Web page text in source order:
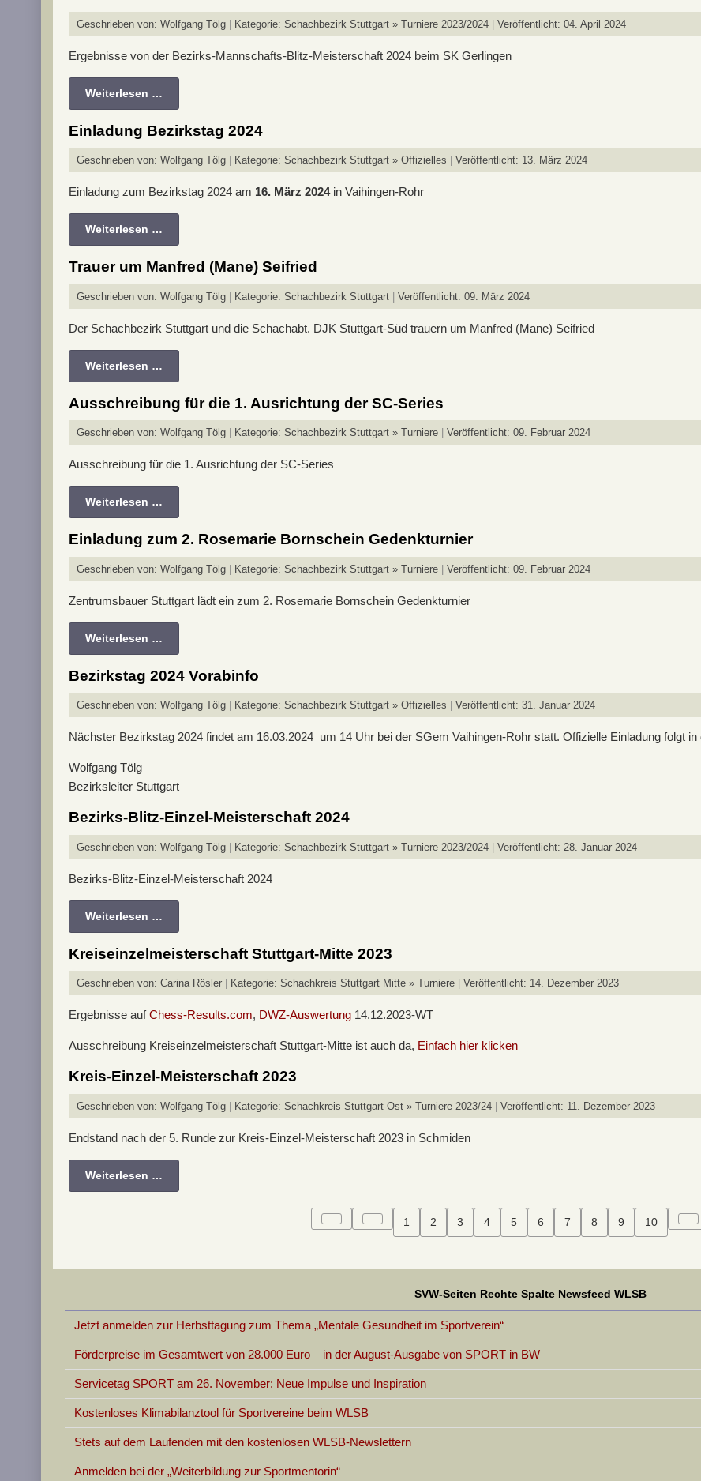
Geschrieben von: Wolfgang Tölg Kategorie: Schachbezirk Stuttgart » Turniere 2023/2024 Veröffentlicht: 04. April 2024
Ergebnisse von der Bezirks-Mannschafts-Blitz-Meisterschaft 2024 beim SK Gerlingen
Weiterlesen …
Einladung Bezirkstag 2024
Geschrieben von: Wolfgang Tölg Kategorie: Schachbezirk Stuttgart » Offizielles Veröffentlicht: 13. März 2024
Einladung zum Bezirkstag 2024 am 16. März 2024in Vaihingen-Rohr
Weiterlesen …
Trauer um Manfred (Mane) Seifried
Geschrieben von: Wolfgang Tölg Kategorie: Schachbezirk Stuttgart Veröffentlicht: 09. März 2024
Der Schachbezirk Stuttgart und die Schachabt. DJK Stuttgart-Süd trauern um Manfred (Mane) Seifried
Weiterlesen …
Ausschreibung für die 1. Ausrichtung der SC-Series
Geschrieben von: Wolfgang Tölg Kategorie: Schachbezirk Stuttgart » Turniere Veröffentlicht: 09. Februar 2024
Ausschreibung für die 1. Ausrichtung der SC-Series
Weiterlesen …
Einladung zum 2. Rosemarie Bornschein Gedenkturnier
Geschrieben von: Wolfgang Tölg Kategorie: Schachbezirk Stuttgart » Turniere Veröffentlicht: 09. Februar 2024
Zentrumsbauer Stuttgart lädt ein zum 2. Rosemarie Bornschein Gedenkturnier
Weiterlesen …
Bezirkstag 2024 Vorabinfo
Geschrieben von: Wolfgang Tölg Kategorie: Schachbezirk Stuttgart » Offizielles Veröffentlicht: 31. Januar 2024
Nächster Bezirkstag 2024 findet am 16.03.2024 um 14 Uhr bei der SGem Vaihingen-Rohr statt. Offizielle Einladung folgt in
Wolfgang Tölg
Bezirksleiter Stuttgart
Bezirks-Blitz-Einzel-Meisterschaft 2024
Geschrieben von: Wolfgang Tölg Kategorie: Schachbezirk Stuttgart » Turniere 2023/2024 Veröffentlicht: 28. Januar 2024
Bezirks-Blitz-Einzel-Meisterschaft 2024
Weiterlesen …
Kreiseinzelmeisterschaft Stuttgart-Mitte 2023
Geschrieben von: Carina Rösler Kategorie: Schachkreis Stuttgart Mitte » Turniere Veröffentlicht: 14. Dezember 2023
Ergebnisse aufChess-Results.com, DWZ-Auswertung 14.12.2023-WT
Ausschreibung Kreiseinzelmeisterschaft Stuttgart-Mitte ist auch da, Einfach hier klicken
Kreis-Einzel-Meisterschaft 2023
Geschrieben von: Wolfgang Tölg Kategorie: Schachkreis Stuttgart-Ost » Turniere 2023/24 Veröffentlicht: 11. Dezember 2023
Endstand nach der 5. Runde zur Kreis-Einzel-Meisterschaft 2023 in Schmiden
Weiterlesen …
1 2 3 4 5 6 7 8 9 10
SVW-Seiten Rechte Spalte Newsfeed WLSB
Jetzt anmelden zur Herbsttagung zum Thema „Mentale Gesundheit im Sportverein“
Förderpreise im Gesamtwert von 28.000 Euro – in der August-Ausgabe von SPORT in BW
Servicetag SPORT am 26. November: Neue Impulse und Inspiration
Kostenloses Klimabilanztool für Sportvereine beim WLSB
Stets auf dem Laufenden mit den kostenlosen WLSB-Newslettern
Anmelden bei der „Weiterbildung zur Sportmentorin“